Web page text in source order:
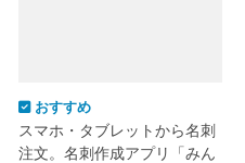
おすすめ
スマホ・タブレットから名刺
注文。名刺作成アプリ「みん